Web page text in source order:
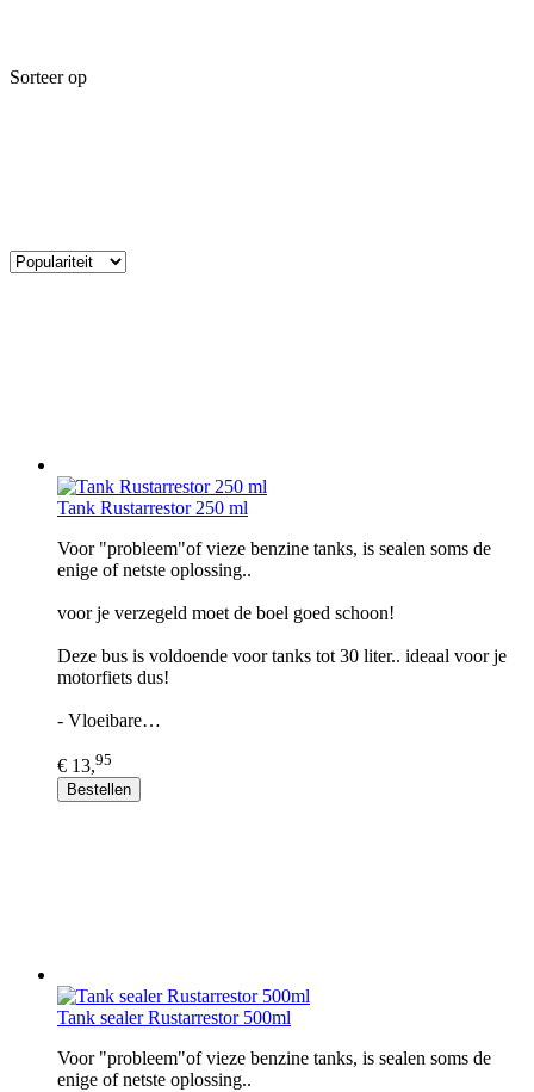
Sorteer op
Tank Rustarrestor 250 ml
Voor "probleem"of vieze benzine tanks, is sealen soms de
enige of netste oplossing..
voor je verzegeld moet de boel goed schoon!
Deze bus is voldoende voor tanks tot 30 liter.. ideaal voor je
motorfiets dus!
- Vloeibare…
€ 13,95
Bestellen
Tank sealer Rustarrestor 500ml
Voor "probleem"of vieze benzine tanks, is sealen soms de
enige of netste oplossing..